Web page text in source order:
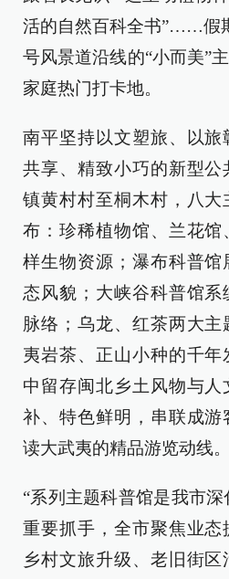
活的自然百科全书”……假
号风景道沿线的“小而美”
家庭热门打卡地。
南平坚持以文塑旅、以
共享、精致小巧的新型
镇黄村村至桐木村，八
布：珍稀植物馆、兰花馆
样生物资源；瀑布科普馆
态风貌；大峡谷科普馆
脉络；乌龙、红茶两大
夷岩茶、正山小种的千
中留存闽北乡土风物与人
补、特色鲜明，串联成
读大武夷的精品游览动线。
“系列主题科普馆是我市深
重要抓手，全市聚焦业
乡村文旅升级、老旧街